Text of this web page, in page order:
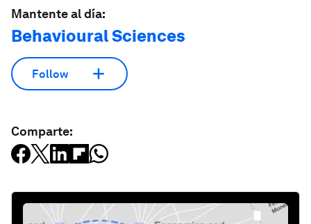
Mantente al día:
Behavioural Sciences
Follow
Comparte: